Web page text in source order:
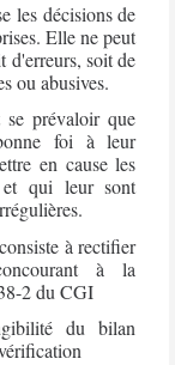
les décisions de
Elle ne peut
d'erreurs, soit de
ou abusives.
se prévaloir que
foi à leur
en cause les
et qui leur sont
à rectifier
à la
2 du CGI
du bilan